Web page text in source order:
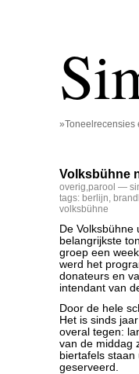
»Toneelrecensies
Volksbühne
overig,parool —
tags: berlijn,
volksbühne
De
belangrijkste
groep een
werd het
donateurs en
intendant van
Door de hele
Het is sinds
overal tegen:
van de middag
biertafels
geserveerd.